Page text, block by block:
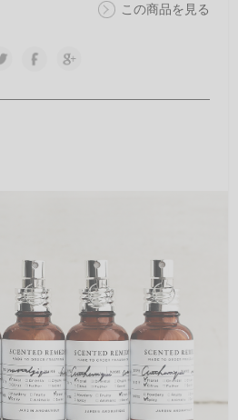
この商品を見る